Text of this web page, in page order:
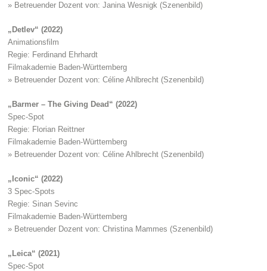
» Betreuender Dozent von: Janina Wesnigk (Szenenbild)
„Detlev“ (2022)
Animationsfilm
Regie: Ferdinand Ehrhardt
Filmakademie Baden-Württemberg
» Betreuender Dozent von: Céline Ahlbrecht (Szenenbild)
„Barmer – The Giving Dead“ (2022)
Spec-Spot
Regie: Florian Reittner
Filmakademie Baden-Württemberg
» Betreuender Dozent von: Céline Ahlbrecht (Szenenbild)
„Iconic“ (2022)
3 Spec-Spots
Regie: Sinan Sevinc
Filmakademie Baden-Württemberg
» Betreuender Dozent von: Christina Mammes (Szenenbild)
„Leica“ (2021)
Spec-Spot